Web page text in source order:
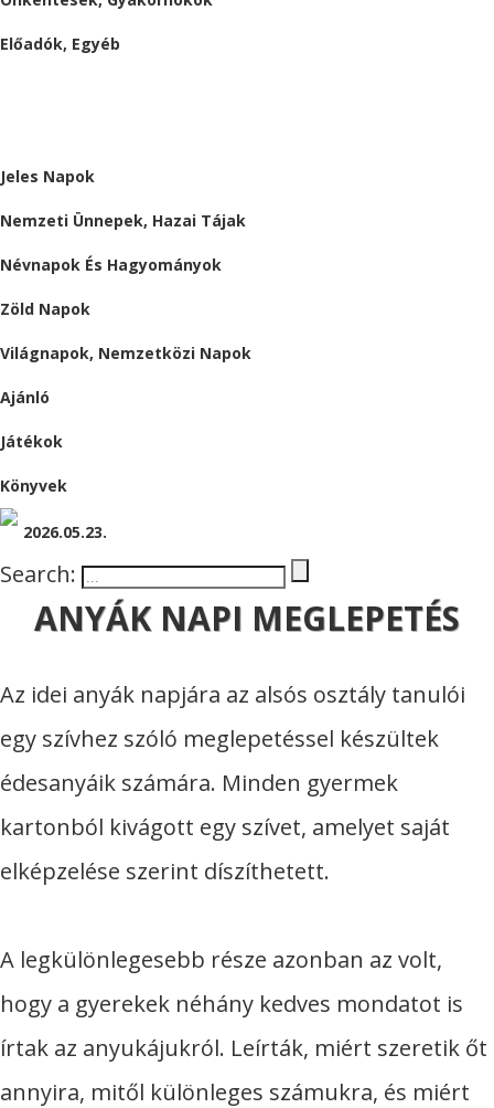
Előadók, Egyéb
Jeles Napok
Nemzeti Ünnepek, Hazai Tájak
Névnapok És Hagyományok
Zöld Napok
Világnapok, Nemzetközi Napok
Ajánló
Játékok
Könyvek
2026.05.23.
Search:
ANYÁK NAPI MEGLEPETÉS
Az idei anyák napjára az alsós osztály tanulói
egy szívhez szóló meglepetéssel készültek
édesanyáik számára. Minden gyermek
kartonból kivágott egy szívet, amelyet saját
elképzelése szerint díszíthetett.​
A legkülönlegesebb része azonban az volt,
hogy a gyerekek néhány kedves mondatot is
írtak az anyukájukról. Leírták, miért szeretik őt
annyira, mitől különleges számukra, és miért